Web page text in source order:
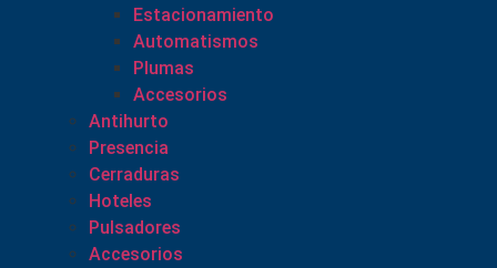
Estacionamiento
Automatismos
Plumas
Accesorios
Antihurto
Presencia
Cerraduras
Hoteles
Pulsadores
Accesorios